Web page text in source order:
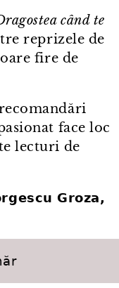
când te
reprizele de
fire de
face loc
lecturi de
Groza,